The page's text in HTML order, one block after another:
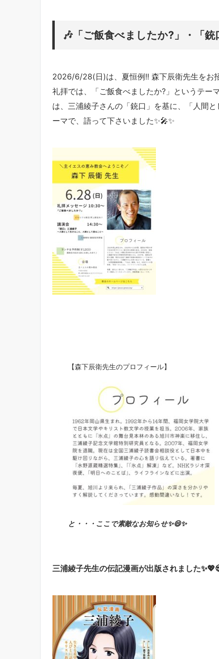
🎶「ご飯食べましたか?」・「銃
2026/6/28(日)は、夏恒例!! 森下辰衛先生をお
礼拝では、「ご飯食べましたか?」というテ
は、三浦綾子さんの 「銃口 」を基に、「人間
ーマで、語って下さい ました✨🎤✨
【森下辰衛先生のプロフィール】
と・・・ここで素敵なお知らせ✨😄✨
三浦綾子先生の伝記漫画が出版されました